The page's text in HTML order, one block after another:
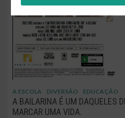
A ESCOLA DIVERSÃO EDUCAÇÃO
A BAILARINA É UM DAQUELES
MARCAR UMA VIDA.